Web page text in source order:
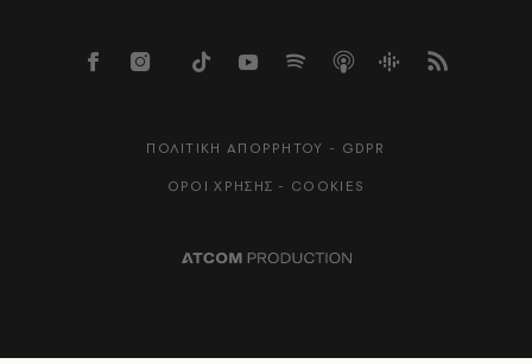
ΠΟΛΙΤΙΚΗ ΑΠΟΡΡΗΤΟΥ - GDPR
ΟΡΟΙ ΧΡΗΣΗΣ - COOKIES